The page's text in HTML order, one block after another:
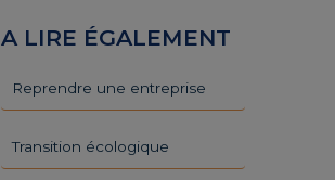
CMA
Alpes-
A LIRE ÉGALEMENT
Reprendre une entreprise
Transition écologique